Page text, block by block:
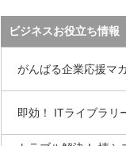
ビジネスお役立ち情報
がんばる企業応援マ
即効！ ITライブラリ